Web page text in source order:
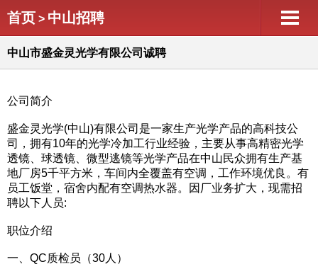
首页 > 中山招聘
中山市盛金灵光学有限公司诚聘
公司简介
盛金灵光学(中山)有限公司是一家生产光学产品的高科技公
司，拥有10年的光学冷加工行业经验，主要从事高精密光学
透镜、球透镜、微型逃镜等光学产品在中山民众拥有生产基
地厂房5千平方米，车间内全覆盖有空调，工作环境优良。有
员工饭堂，宿舍内配有空调热水器。因厂业务扩大，现需招
聘以下人员:
职位介绍
一、QC质检员（30人）